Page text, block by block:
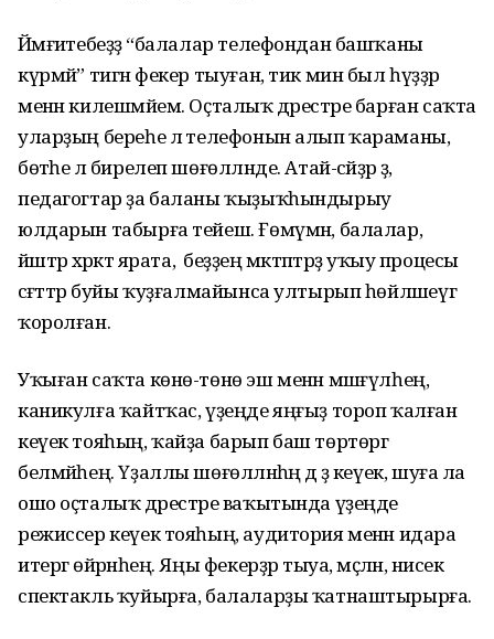
Йәмғиәтебеҙҙә “балалар телефондан башҡаны
күрмәй” тигән фекер тыуған, тик мин был һүҙҙәр
менән килешмәйем. Оҫталыҡ дәрестәре барған саҡта
уларҙың береһе лә телефонын алып ҡараманы,
бөтәһе лә бирелеп шөғөлләнде. Атай-әсәйҙәр ҙә,
педагогтар ҙа баланы ҡыҙыҡһындырыу
юлдарын табырға тейеш. Ғөмүмән, балалар,
йәштәр хәрәкәт ярата, ә беҙҙең мәктәптәрҙә уҡыу процесы
сәғәттәр буйы ҡуҙғалмайынса ултырып һөйләшеүгә
ҡоролған.
Уҡыған саҡта көнө-төнө эш менән мәшғүлһең,
каникулға ҡайтҡас, үҙеңде яңғыҙ тороп ҡалған
кеүек тояһың, ҡайҙа барып баш төртөргә
белмәйһең. Үҙаллы шөғөлләнһәң дә әҙ кеүек, шуға ла
ошо оҫталыҡ дәрестәре ваҡытында үҙеңде
режиссер кеүек тояһың, аудитория менән идара
итергә өйрәнәһең. Яңы фекерҙәр тыуа, мәҫәлән, нисек
спектакль ҡуйырға, балаларҙы ҡатнаштырырға.